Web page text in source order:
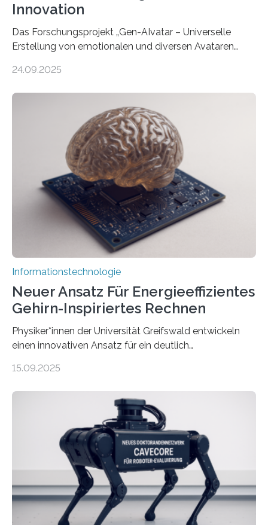
Innovation
Das Forschungsprojekt „Gen-AIvatar – Universelle
Erstellung von emotionalen und diversen Avataren
Förderung in Höhe von rund 2 Millionen Euro. Dabei
der MindPort GmbH eine neuartige, KI-gestützte
Lösung zur Erzeugung von Emotionen für realistische
Avatare. Gen-AIvatar entwickelt innovative und
kosteneffiziente Methoden, um lebensechte Avatare zu
erstellen. „Besonders wichtig ist uns eine ganzheitliche
Animation, bei der Stimme, Körperbewegung, Gestik
und Mimik im Einklang sind…
24.09.2025
Informationstechnologie
Neuer Ansatz Für Energieeffizientes
Gehirn-Inspiriertes Rechnen
Physiker*innen der Universität Greifswald entwickeln
einen innovativen Ansatz für ein deutlich
Lösungsweg ist inspiriert vom menschlichen Gehirn. Die
stellt die heutige Computertechnik vor
Herausforderungen. Herkömmliche Silizium-
Prozessoren stoßen an ihre Grenzen: Sie verbrauchen
viel Energie, die Speicher- und Verarbeitungseinheiten
sind voneinander getrennt und die Datenübertragung
bremst komplexe Anwendungen aus. Da KI-Modelle
immer größer werden und riesige Datenmengen
verarbeiten müssen, steigt der Bedarf an neuen
Rechenarchitekturen. Neben Quantencomputern
15.09.2025